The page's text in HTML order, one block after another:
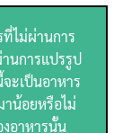
ไม่ผ่านการ
นการแปรรูป
ะเป็นอาหาร
น้อยหรือไม่
อาหารนั้น